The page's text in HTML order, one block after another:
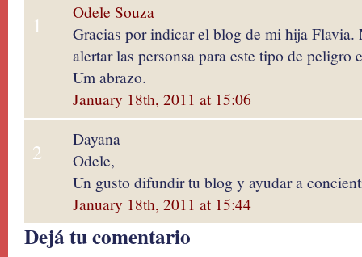
1
Odele Souza
Gracias por indicar el blog de mi hija
alertar las personsa para este tipo de peligro
Um abrazo.
January 18th, 2011 at 15:06
2
Dayana
Odele,
Un gusto difundir tu blog y ayudar a
January 18th, 2011 at 15:44
Dejá tu comentario